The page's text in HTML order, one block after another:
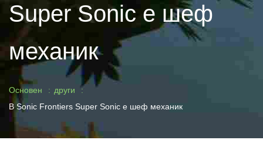
Super Sonic е шеф
механик
Основен
други
В Sonic Frontiers Super Sonic е шеф механик